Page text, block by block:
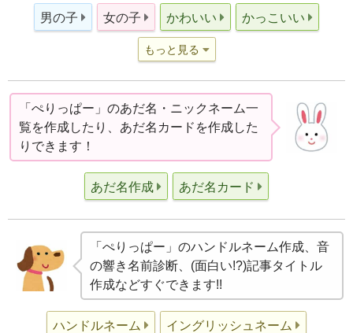
男の子 女の子 かわいい かっこいい
もっと見る
「ぺりっぱー」のあだ名・ニックネーム一
覧を作成したり、あだ名カードを作成した
りできます！
あだ名作成 あだ名カード
「ぺりっぱー」のハンドルネーム作成、音
の響き名前診断、(面白い!?)記事タイトル
作成などすぐできます!!
ハンドルネーム イングリッシュネーム